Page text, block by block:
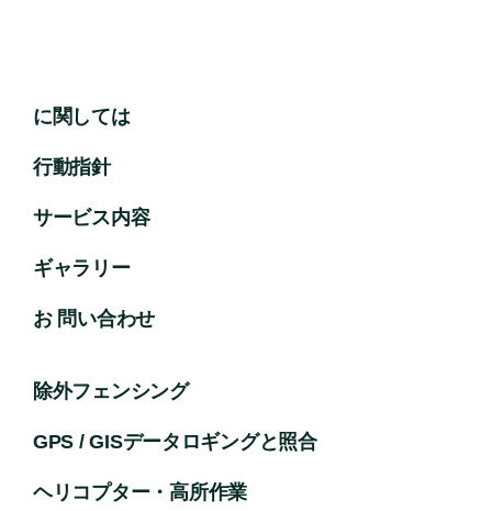
に関しては
行動指針
サービス内容
ギャラリー
お 問い合わせ
除外フェンシング
GPS / GISデータロギングと照合
ヘリコプター・高所作業